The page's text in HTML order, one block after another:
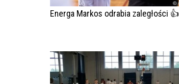
Energa Markos odrabia zaległości 👍